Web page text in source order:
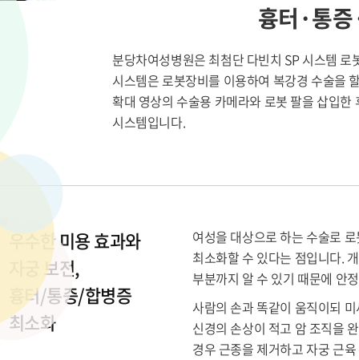
흉터·통
분당차여성병원은 최첨단 다빈치 SP 시스템
시스템은 로봇장비를 이용하여 복강경 수술을
확대 영상의 수술용 카메라와 로봇 팔을 삽입
시스템입니다.
우수한 미용 효과와
자궁 보전,
흉터/통증/합병증
최소화
여성을 대상으로 하는 수술로
최소화할 수 있다는 점입니다.
부분까지 알 수 있기 때문에 안
사람의 손과 똑같이 움직이되
신경의 손상이 적고 암 조직을
경우 근종을 제거하고 자궁 근